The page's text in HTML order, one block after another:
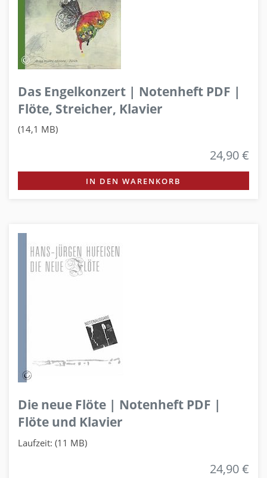
Das Engelkonzert | Notenheft PDF |
Flöte, Streicher, Klavier
(14,1 MB)
24,90 €
IN DEN WARENKORB
Die neue Flöte | Notenheft PDF |
Flöte und Klavier
Laufzeit: (11 MB)
24,90 €